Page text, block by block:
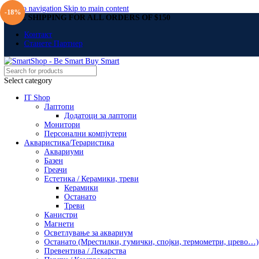
Skip to navigation Skip to main content
FREE SHIPPING FOR ALL ORDERS OF $150
Контакт
Станете Партнер
Select category
IT Shop
Лаптопи
Додатоци за лаптопи
Монитори
Персонални компјутери
Акваристика/Тераристика
Аквариуми
Базен
Греачи
Естетика / Керамики, треви
Керамики
Останато
Треви
Канистри
Магнети
Осветлување за аквариум
Останато (Мрестилки, гумички, спојки, термометри, црево…)
Превентива / Лекарства
-18%